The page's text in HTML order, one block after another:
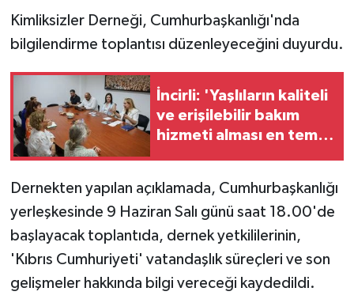
Kimliksizler Derneği, Cumhurbaşkanlığı'nda
bilgilendirme toplantısı düzenleyeceğini duyurdu.
İncirli: 'Yaşlıların kaliteli
ve erişilebilir bakım
hizmeti alması en temel
Dernekten yapılan açıklamada, Cumhurbaşkanlığı
yerleşkesinde 9 Haziran Salı günü saat 18.00'de
başlayacak toplantıda, dernek yetkililerinin,
'Kıbrıs Cumhuriyeti' vatandaşlık süreçleri ve son
gelişmeler hakkında bilgi vereceği kaydedildi.
İÇ HABERLER
LAPTA
LEFKOŞA
MAGAZİN
ÖZEL HABER